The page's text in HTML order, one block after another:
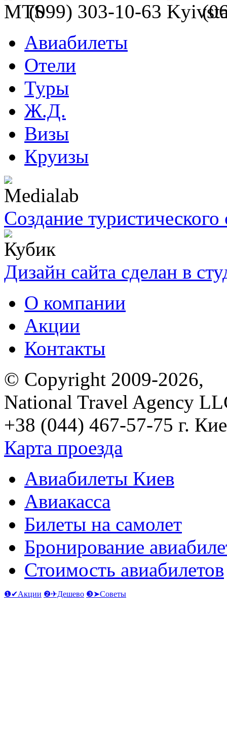
(099) 303-10-63
Авиабилеты
Отели
Туры
Ж.Д.
Визы
Круизы
Создание туристического
Дизайн сайта сделан в
О компании
Акции
Контакты
© Copyright 2009-2026,
National Travel Agency
+38 (044) 467-57-75 г.
Карта проезда
Авиабилеты Киев
Авиакасса
Билеты на самолет
Бронирование
Стоимость авиабилетов
❶✔Акции ❷✈Дешево ❸➤Советы